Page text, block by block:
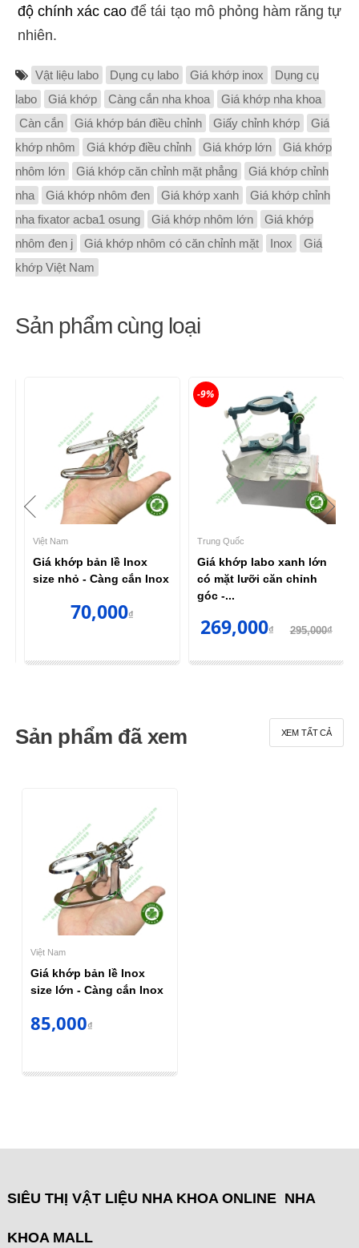
độ chính xác cao để tái tạo mô phỏng hàm răng tự
nhiên.
Vật liệu labo Dụng cụ labo Giá khớp inox
Dụng cụ
labo
Giá khớp Càng cắn nha khoa
Giá khớp nha khoa
Càn cắn
Giá khớp bán điều chỉnh Giấy chỉnh khớp
Giá
khớp nhôm
Giá khớp điều chỉnh Giá khớp lớn
Giá khớp
nhôm lớn
Giá khớp căn chỉnh mặt phẳng
Giá khớp chỉnh
nha
Giá khớp nhôm đen Giá khớp xanh
Giá khớp chỉnh
nha fixator acba1 osung
Giá khớp nhôm lớn
Giá khớp
nhôm đen j
Giá khớp nhôm có căn chỉnh mặt Inox
Giá
khớp Việt Nam
Sản phẩm cùng loại
Việt Nam
Giá khớp bản lề Inox
size nhỏ - Càng cắn Inox
70,000₫
Trung Quốc
Giá khớp labo xanh lớn
có mặt lưỡi căn chỉnh
góc -...
269,000₫295,000₫
-9%
Sản phẩm đã xem XEM TẤT CẢ
Việt Nam
Giá khớp bản lề Inox
size lớn - Càng cắn Inox
85,000₫
SIÊU THỊ VẬT LIỆU NHA KHOA ONLINE NHA
KHOA MALL